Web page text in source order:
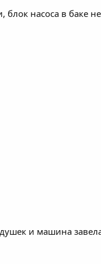
насоса в баке
и машина